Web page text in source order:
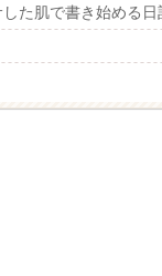
た肌で書き始める日